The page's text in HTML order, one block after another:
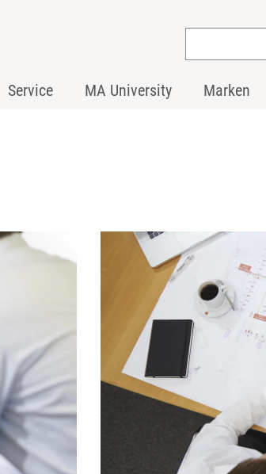
Service MA University Marken